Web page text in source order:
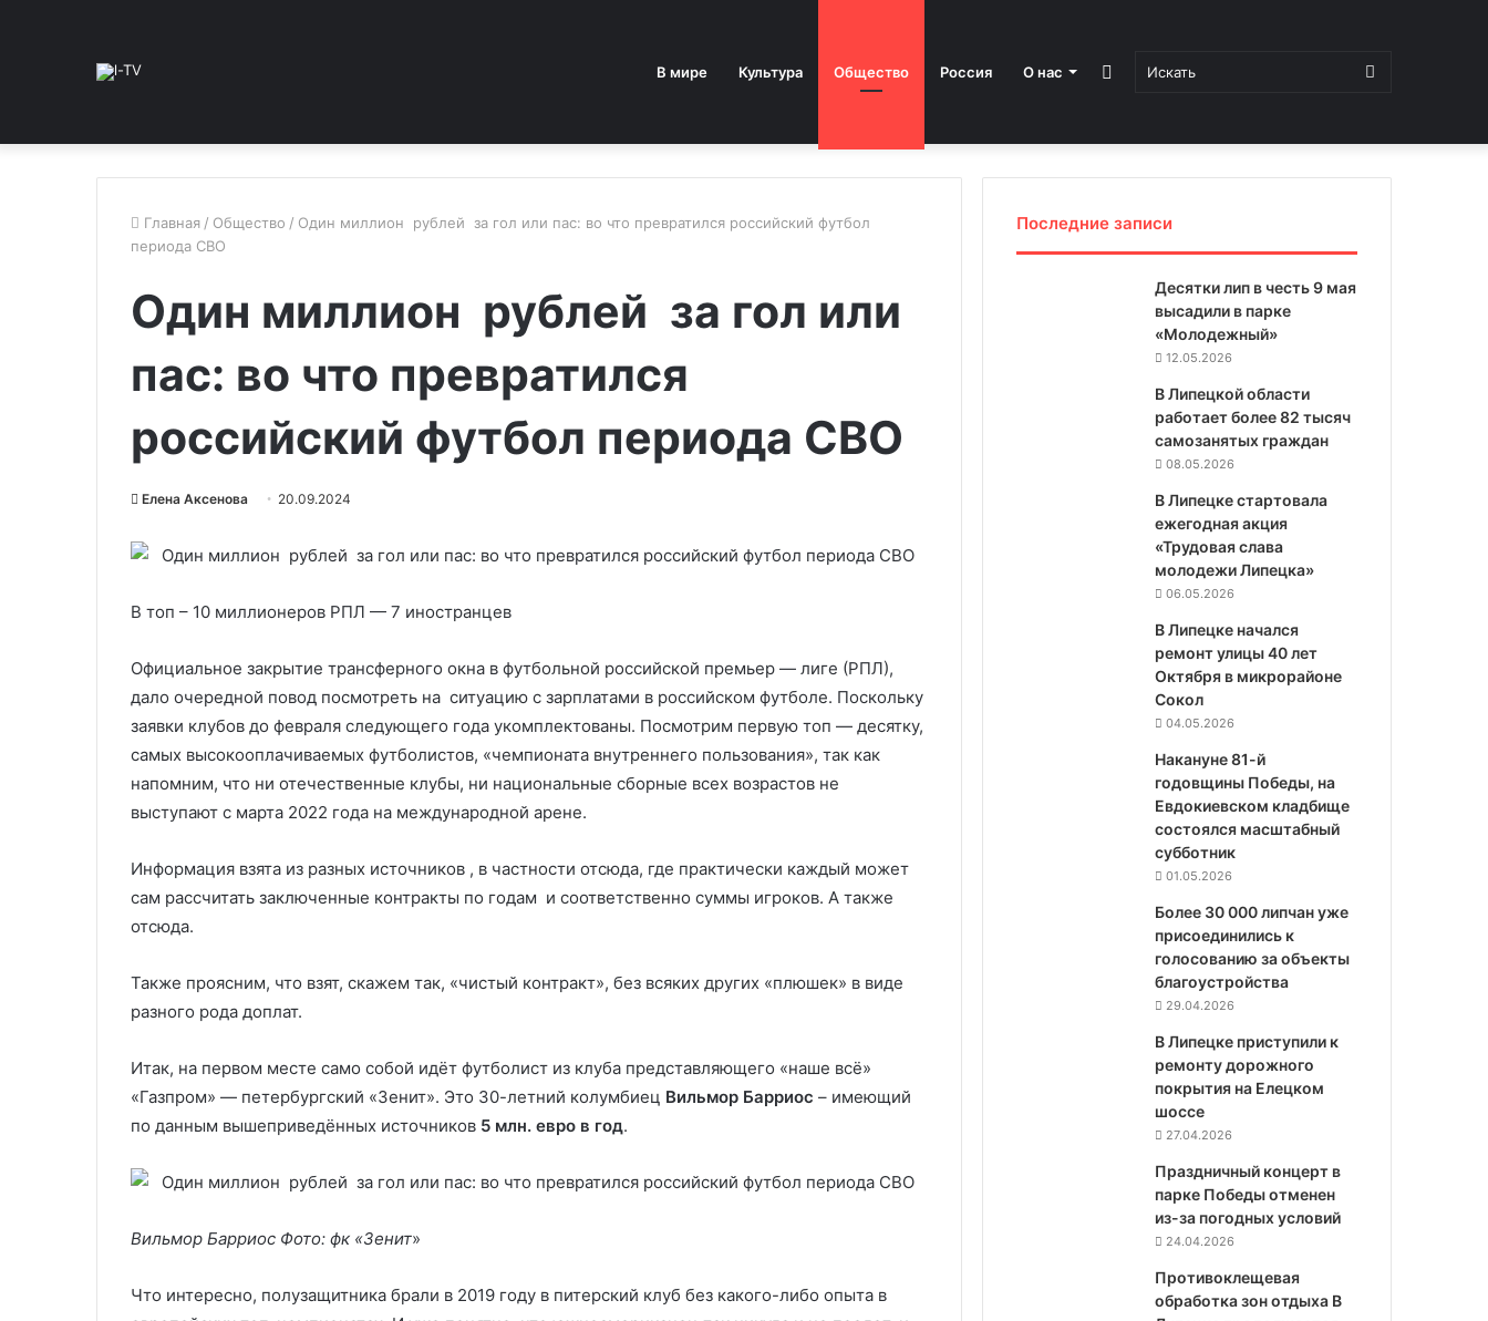
В мире Культура Общество Россия О нас Искать
Sidebar
Главная / Общество / Один миллион рублей за гол или пас: во что превратился российский футбол
периода СВО
Один миллион рублей за гол или
пас: во что превратился
российский футбол периода СВО
Елена Аксенова 20.09.2024
В топ – 10 миллионеров РПЛ — 7 иностранцев
Официальное закрытие трансферного окна в футбольной российской премьер — лиге (РПЛ),
дало очередной повод посмотреть на ситуацию с зарплатами в российском футболе. Поскольку
заявки клубов до февраля следующего года укомплектованы. Посмотрим первую топ — десятку,
самых высокооплачиваемых футболистов, «чемпионата внутреннего пользования», так как
напомним, что ни отечественные клубы, ни национальные сборные всех возрастов не
выступают с марта 2022 года на международной арене.
Информация взята из разных источников , в частности отсюда, где практически каждый может
сам рассчитать заключенные контракты по годам и соответственно суммы игроков. А также
отсюда.
Также проясним, что взят, скажем так, «чистый контракт», без всяких других «плюшек» в виде
разного рода доплат.
Итак, на первом месте само собой идёт футболист из клуба представляющего «наше всё»
«Газпром» — петербургский «Зенит». Это 30-летний колумбиец Вильмор Барриос – имеющий
по данным вышеприведённых источников 5 млн. евро в год.
Вильмор Барриос Фото: фк «Зенит»
Что интересно, полузащитника брали в 2019 году в питерский клуб без какого-либо опыта в
Последние записи
Десятки лип в честь 9 мая
высадили в парке
«Молодежный»
12.05.2026
В Липецкой области
работает более 82 тысяч
самозанятых граждан
08.05.2026
В Липецке стартовала
ежегодная акция
«Трудовая слава
молодежи Липецка»
06.05.2026
В Липецке начался
ремонт улицы 40 лет
Октября в микрорайоне
Сокол
04.05.2026
Накануне 81-й
годовщины Победы, на
Евдокиевском кладбище
состоялся масштабный
субботник
01.05.2026
Более 30 000 липчан уже
присоединились к
голосованию за объекты
благоустройства
29.04.2026
В Липецке приступили к
ремонту дорожного
покрытия на Елецком
шоссе
27.04.2026
Праздничный концерт в
парке Победы отменен
из-за погодных условий
24.04.2026
Противоклещевая
обработка зон отдыха В